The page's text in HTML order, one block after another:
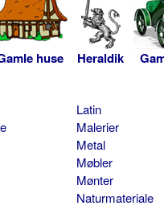
huse Heraldik
Latin
Malerier
Metal
Møbler
Mønter
Naturmateriale